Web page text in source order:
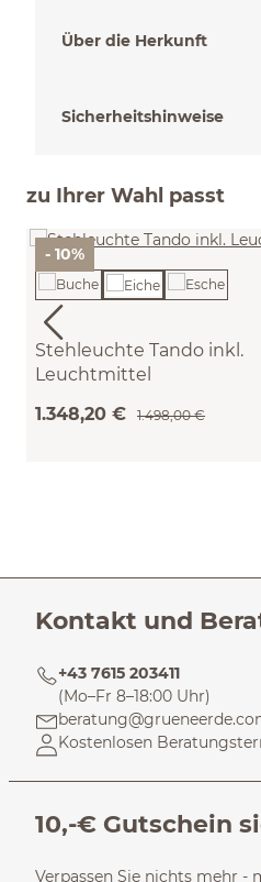
Über die Herkunft
Sicherheitshinweise
zu Ihrer Wahl passt
- 10%
Stehleuchte Tando inkl.
Leuchtmittel
1.348,20 € 1.498,00 €
Kontakt und
+43 7615 203411
(Mo–Fr 8–18:00 Uhr)
Kostenlosen
10,-€ Gutschein
Verpassen Sie nichts mehr -